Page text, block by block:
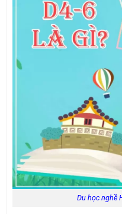
Du học nghề